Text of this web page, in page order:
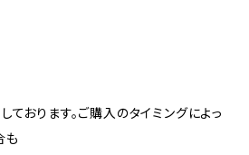
おります。ご購入のタイミングによっ
も